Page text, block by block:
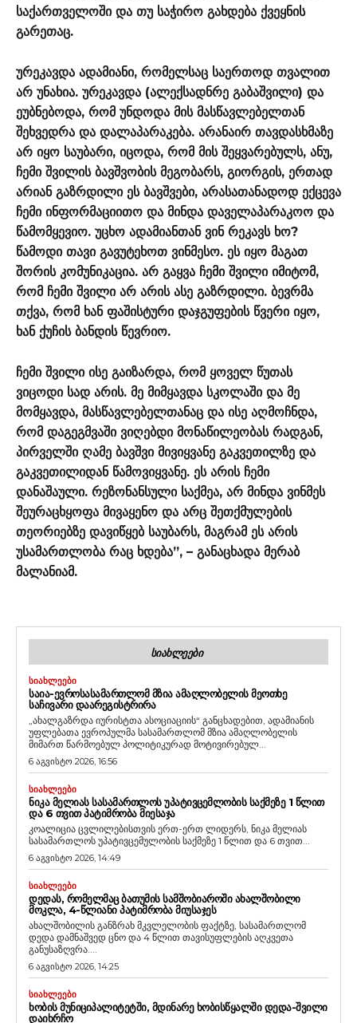
საქართველოში და თუ საჭირო გახდება ქვეყნის
გარეთაც.
ურეკავდა ადამიანი, რომელსაც საერთოდ თვალით
არ უნახია. ურეკავდა (ალექსადნრე გაბაშვილი) და
ეუბნებოდა, რომ უნდოდა მის მასწავლებელთან
შეხვედრა და დალაპარაკება. არანაირ თავდასხმაზე
არ იყო საუბარი, იცოდა, რომ მის შეყვარებულს, ანუ,
ჩემი შვილის ბავშვობის მეგობარს, გიორგის, ერთად
არიან გაზრდილი ეს ბავშვები, არასათანადოდ ექცევა
ჩემი ინფორმაციითო და მინდა დაველაპარაკოო და
წამომყევიო. უცხო ადამიანთან ვინ რეკავს ხო?
წამოდი თავი გავუტეხოთ ვინმესო. ეს იყო მაგათ
შორის კომუნიკაცია. არ გაყვა ჩემი შვილი იმიტომ,
რომ ჩემი შვილი არ არის ასე გაზრდილი. ბევრმა
თქვა, რომ ხან ფაშისტური დაჯგუფების წვერი იყო,
ხან ქუჩის ბანდის წევრიო.
ჩემი შვილი ისე გაიზარდა, რომ ყოველ წუთას
ვიცოდი სად არის. მე მიმყავდა სკოლაში და მე
მომყავდა, მასწავლებელთანაც და ისე აღმოჩნდა,
რომ დაგეგმვაში ვიღებდი მონაწილეობას რადგან,
პირველში ღამე ბავშვი მივიყვანე გაკვეთილზე და
გაკვეთილიდან წამოვიყვანე. ეს არის ჩემი
დანაშაული. რეზონანსული საქმეა, არ მინდა ვინმეს
შეურაცხყოფა მივაყენო და არც შეთქმულების
თეორიებზე დავიწყებ საუბარს, მაგრამ ეს არის
უსამართლობა რაც ხდება”, – განაცხადა მერაბ
მალანიამ.
ᲡᲘᲐᲮᲚᲔᲔᲑᲘ
ᲡᲘᲐᲮᲚᲔᲔᲑᲘ
ᲡᲐᲘᲐ-ᲔᲕᲠᲝᲡᲐᲡᲐᲛᲐᲠᲗᲚᲝᲛ ᲛᲖᲘᲐ ᲐᲛᲐᲦᲚᲝᲑᲔᲚᲘᲡ ᲛᲔᲝᲗᲮᲔ
ᲡᲐᲩᲘᲕᲐᲠᲘ ᲓᲐᲐᲠᲔᲒᲘᲡᲢᲠᲘᲠᲐ
„ახალგაზრდა იურისტთა ასოციაციის“ განცხადებით, ადამიანის
უფლებათა ევროპულმა სასამართლომ მზია ამაღლობელის
მიმართ წარმოებულ პოლიტიკურად მოტივირებულ...
6 აგვისტო 2026, 16:56
ᲡᲘᲐᲮᲚᲔᲔᲑᲘ
ᲜᲘᲙᲐ ᲛᲔᲚᲘᲐᲡ ᲡᲐᲡᲐᲛᲐᲠᲗᲚᲝᲡ ᲣᲞᲐᲢᲘᲕᲪᲔᲛᲚᲝᲑᲘᲡ ᲡᲐᲥᲛᲔᲖᲔ 1 ᲬᲚᲘᲗ
ᲓᲐ 6 ᲗᲕᲘᲗ ᲞᲐᲢᲘᲛᲠᲝᲑᲐ ᲛᲘᲔᲡᲐᲯᲐ
კოალიცია ცვლილებისთვის ერთ-ერთ ლიდერს, ნიკა მელიას
სასამართლოს უპატივცემულობის საქმეზე 1 წლით და 6 თვით...
6 აგვისტო 2026, 14:49
ᲡᲘᲐᲮᲚᲔᲔᲑᲘ
ᲓᲔᲓᲐᲡ, ᲠᲝᲛᲔᲚᲛᲐᲪ ᲑᲐᲗᲣᲛᲘᲡ ᲡᲐᲛᲨᲝᲑᲘᲐᲠᲝᲨᲘ ᲐᲮᲐᲚᲨᲝᲑᲘᲚᲘ
ᲛᲝᲙᲚᲐ, 4-ᲬᲚᲘᲐᲜᲘ ᲞᲐᲢᲘᲛᲠᲝᲑᲐ ᲛᲘᲣᲡᲐᲯᲔᲡ
ახალშობილის განზრახ მკვლელობის ფაქტზე, სასამართლომ
დედა დამნაშვედ ცნო და 4 წლით თავისუფლების აღკვეთა
განუსაზღვრა....
6 აგვისტო 2026, 14:25
ᲡᲘᲐᲮᲚᲔᲔᲑᲘ
ᲮᲝᲑᲘᲡ ᲛᲣᲜᲘᲪᲘᲞᲐᲚᲘᲢᲔᲢᲨᲘ, ᲛᲓᲘᲜᲐᲠᲔ ᲮᲝᲑᲘᲡᲬᲧᲐᲚᲨᲘ ᲓᲔᲓᲐ-ᲨᲕᲘᲚᲘ
ᲓᲐᲘᲮᲠᲩᲝ